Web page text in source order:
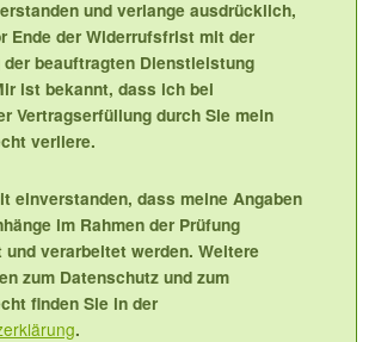
und verlange ausdrücklich,
Ende der Widerrufsfrist mit der
beauftragten Dienstleistung
ist bekannt, dass ich bei
Vertragserfüllung durch Sie mein
verliere.
einverstanden, dass meine Angaben
im Rahmen der Prüfung
verarbeitet werden. Weitere
zum Datenschutz und zum
finden Sie in der
.